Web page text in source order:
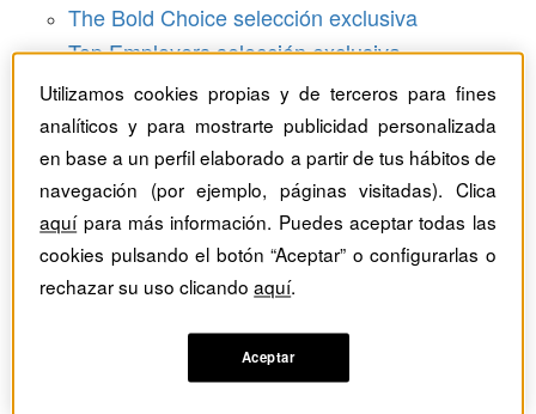
The Bold Choice selección exclusiva
Top Employers selección exclusiva
Hemeroteca
Monográficos
Dossieres
Revistas del mes
Utilizamos cookies propias y de terceros para fines
analíticos y para mostrarte publicidad personalizada
en base a un perfil elaborado a partir de tus hábitos de
navegación (por ejemplo, páginas visitadas). Clica
aquípara más información. Puedes aceptar todas las
cookies pulsando el botón “Aceptar” o configurarlas o
rechazar su uso clicandoaquí.
Aceptar